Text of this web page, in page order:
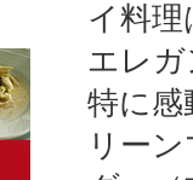
イ料
エレ
特に感
リー